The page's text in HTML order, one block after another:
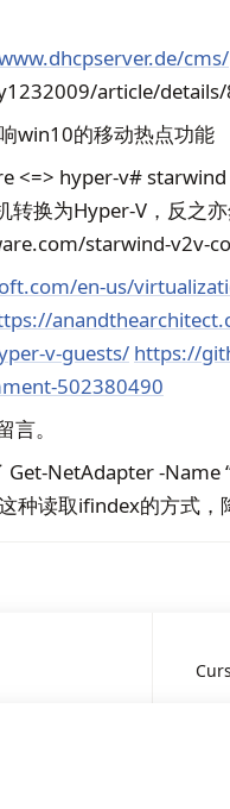
cms/
article/
win10的移动热点功能
<=> hyper-v#
换为Hyper-V，反之亦
starwind-v2v-
en-us/
v-guests/ https://
502380490
。
NetAdapter -Name
种读取ifindex的方式，